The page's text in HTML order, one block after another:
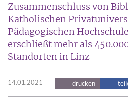
Zusammenschluss von
Katholischen
Pädagogischen
erschließt mehr als
Standorten in Linz
14.01.2021 drucken